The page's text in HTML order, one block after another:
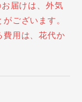
届けは、外気
ございます。
費用は、花代か